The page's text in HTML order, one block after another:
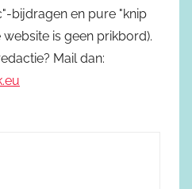
bijdragen en pure "knip
is geen prikbord).
Mail dan: